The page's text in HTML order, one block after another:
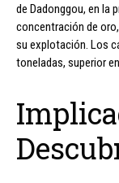
de Dadonggou, en la
concentración de
su explotación. Los
toneladas, superior